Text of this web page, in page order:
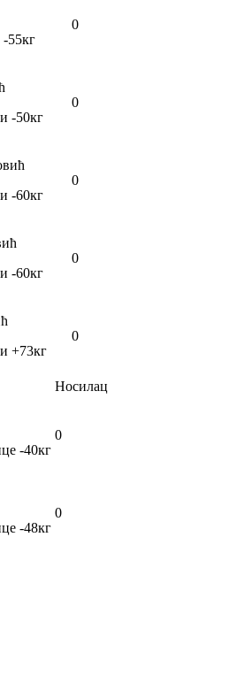
-55кг
0
-50кг
0
-60кг
0
-60кг
0
+73кг
0
Носилац
-40кг
0
-48кг
0